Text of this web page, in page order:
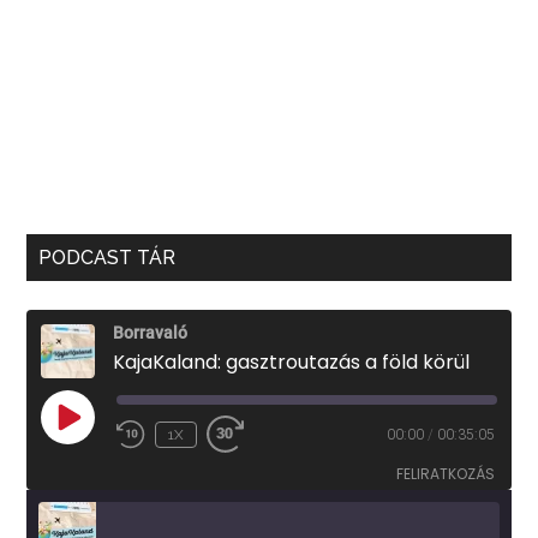
PODCAST TÁR
Borravaló
KajaKaland: gasztroutazás a föld körül
PLAY
EPISODE
1X 00:00 / 00:35:05
FELIRATKOZÁS